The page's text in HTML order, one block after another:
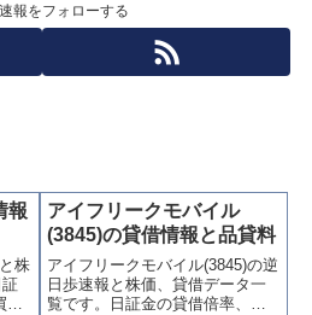
報をフォローする
報
株
アイフリークモバイル
(3845)の貸借情報と品貸料
アイフリークモバイル(3845)の逆
日歩速報と株価、貸借データ一
覧です。日証金の貸借倍率、貸